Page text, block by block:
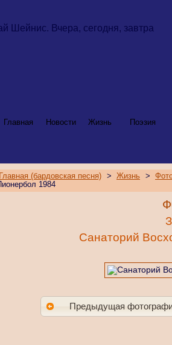
Главная Новости Жизнь Поэзия
Главная (бардовская песня) > Жизнь >
Пионербол 1984
Санаторий
Предыдущая